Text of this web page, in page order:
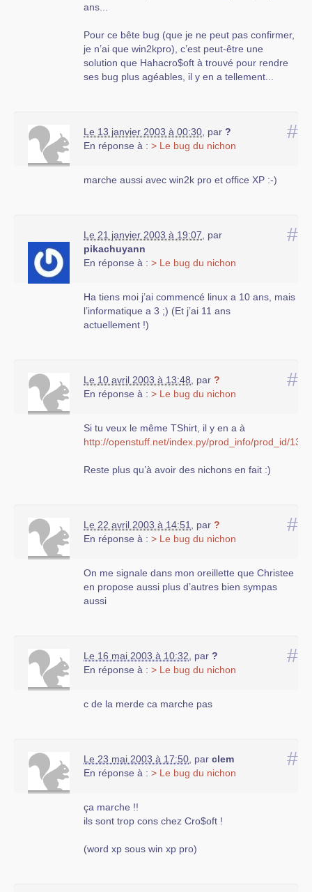
ans...
Pour ce bête bug (que je ne peut pas confirmer,
je n’ai que win2kpro), c’est peut-être une
solution que Hahacro$oft à trouvé pour rendre
ses bug plus agéables, il y en a tellement...
#
Le 13 janvier 2003 à 00:30 par ?
En réponse à : > Le bug du nichon
marche aussi avec win2k pro et office XP :-)
#
Le 21 janvier 2003 à 19:07
par
pikachuyann
En réponse à : > Le bug du nichon
Ha tiens moi j’ai commencé linux a 10 ans, mais
l’informatique a 3 ;) (Et j’ai 11 ans
actuellement !)
#
Le 10 avril 2003 à 13:48 par ?
En réponse à : > Le bug du nichon
Si tu veux le même TShirt, il y en a à
http://openstuff.net/index.py/prod_info/prod_id/13
Reste plus qu’à avoir des nichons en fait :)
#
Le 22 avril 2003 à 14:51 par ?
En réponse à : > Le bug du nichon
On me signale dans mon oreillette que Christee
en propose aussi plus d’autres bien sympas
aussi
#
Le 16 mai 2003 à 10:32 par ?
En réponse à : > Le bug du nichon
c de la merde ca marche pas
#
Le 23 mai 2003 à 17:50 par clem
En réponse à : > Le bug du nichon
ça marche !!
ils sont trop cons chez Cro$oft !
(word xp sous win xp pro)